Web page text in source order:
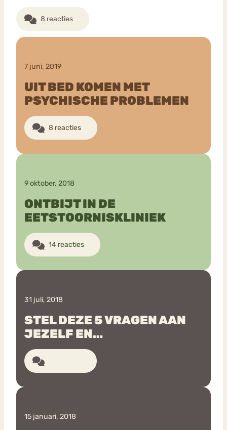
8 reacties
7 juni, 2019
UIT BED KOMEN MET
PSYCHISCHE PROBLEMEN
8 reacties
9 oktober, 2018
ONTBIJT IN DE
EETSTOORNISKLINIEK
14 reacties
31 juli, 2018
STEL DEZE 5 VRAGEN AAN
JEZELF EN…
15 januari, 2018